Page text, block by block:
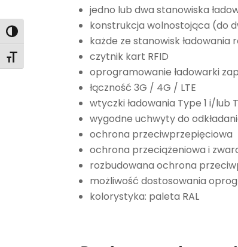
Toggle High Contrast
Toggle Font size
jedno lub dwa stanowiska
konstrukcja wolnostojąca (do
każde ze stanowisk
czytnik kart RFID
oprogramowanie ładowarki
łączność 3G / 4G / LTE
wtyczki ładowania Type 1 i/lub
wygodne uchwyty do
ochrona przeciwprzepięciowa
ochrona przeciążeniowa i
rozbudowana ochrona
możliwość dostosowania
kolorystyka: paleta RAL